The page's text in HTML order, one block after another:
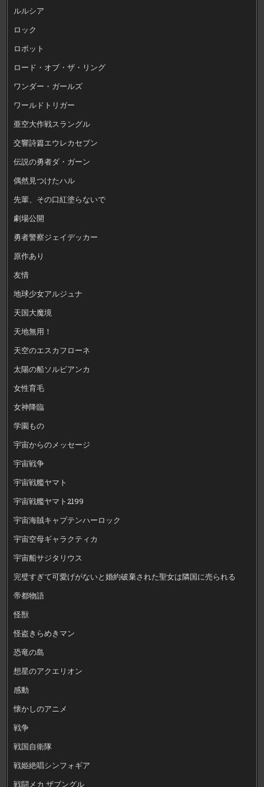
ルルシア
ロック
ロボット
ロード・オブ・ザ・リング
ワンダー・ガールズ
ワールドトリガー
亜空大作戦スラングル
交響詩篇エウレカセブン
伝説の勇者ダ・ガーン
偶然見つけたハル
先輩、その口紅塗らないで
劇場公開
勇者警察ジェイデッカー
原作あり
友情
地球少女アルジュナ
天国大魔境
天地無用！
天空のエスカフローネ
太陽の船ソルビアンカ
女性育毛
女神降臨
学園もの
宇宙からのメッセージ
宇宙戦争
宇宙戦艦ヤマト
宇宙戦艦ヤマト2199
宇宙海賊キャプテンハーロック
宇宙空母ギャラクティカ
宇宙船サジタリウス
完璧すぎて可愛げがないと婚約破棄された聖女は隣国に売られる
帝都物語
怪獣
怪盗きらめきマン
恐竜の島
想星のアクエリオン
感動
懐かしのアニメ
戦争
戦国自衛隊
戦姫絶唱シンフォギア
戦闘メカ ザブングル